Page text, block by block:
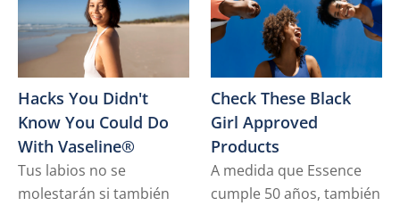
Hacks You Didn't
Know You Could Do
With Vaseline®
Tus labios no se
molestarán si también
Check These Black
Girl Approved
Products
A medida que Essence
cumple 50 años, también